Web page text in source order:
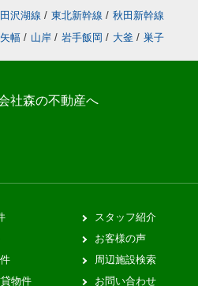
田沢湖線 / 東北新幹線 / 秋田新幹線
矢幅 / 山岸 / 岩手飯岡 / 大釜 / 巣子
社森の不動産へ
物件
スタッフ紹介
お客様の声
周辺施設検索
お問い合わせ